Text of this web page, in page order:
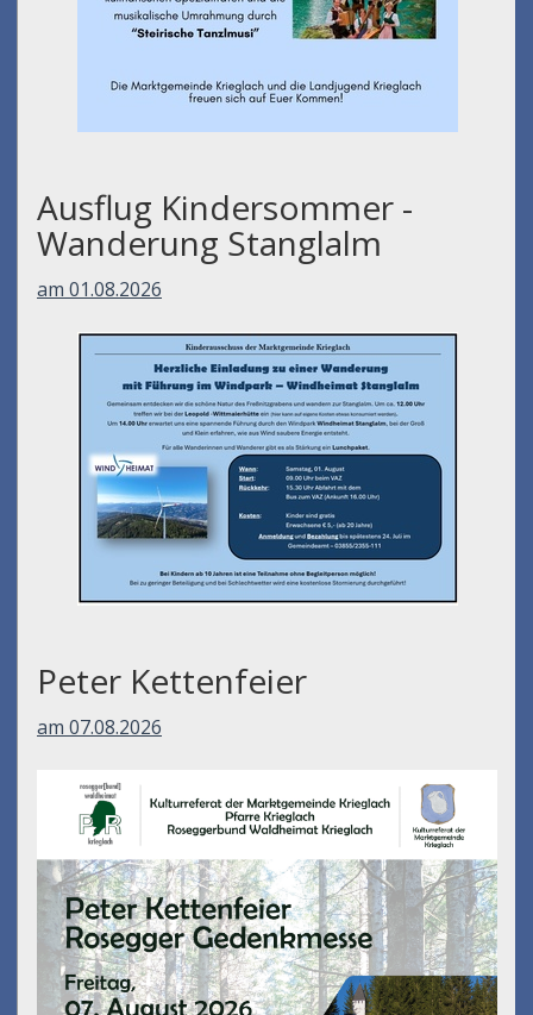
Ausflug Kindersommer -
Wanderung Stanglalm
am 01.08.2026
Peter Kettenfeier
am 07.08.2026